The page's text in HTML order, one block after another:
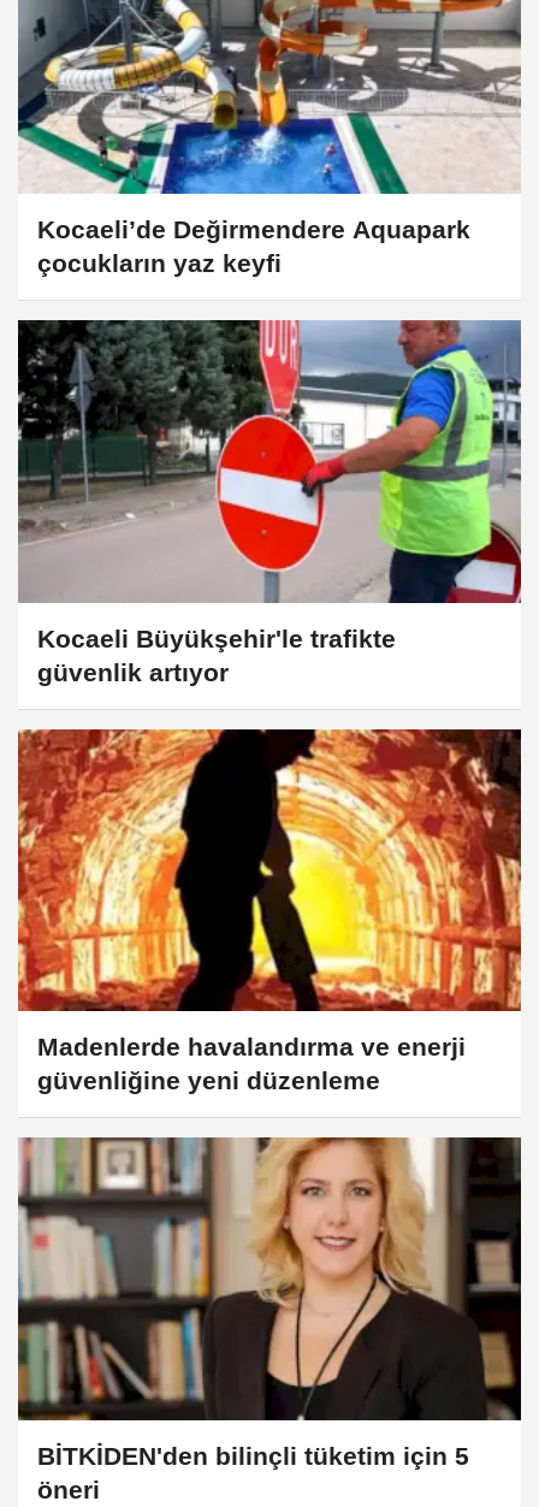
Kocaeli’de Değirmendere Aquapark
çocukların yaz keyfi
Kocaeli Büyükşehir'le trafikte
güvenlik artıyor
Madenlerde havalandırma ve enerji
güvenliğine yeni düzenleme
BİTKİDEN'den bilinçli tüketim için 5
öneri